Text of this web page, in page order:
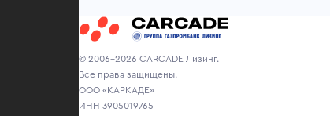
© 2006-2026 CARCADE Лизинг.
Все права защищены.
ООО «КАРКАДЕ»
ИНН 3905019765